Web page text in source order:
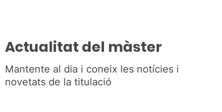
Actualitat del màster
Mantente al dia i coneix les notícies i
novetats de la titulació